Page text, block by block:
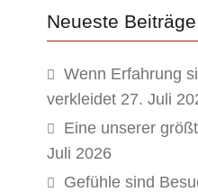
Neueste Beiträge
Wenn Erfahrung
verkleidet 27. Juli
Eine unserer
Juli 2026
Gefühle sind